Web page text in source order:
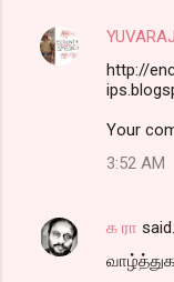
http://
Your
3:52 AM
க ரா said…